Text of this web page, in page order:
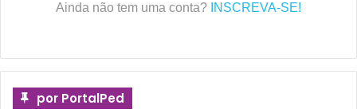
Ainda não tem uma conta? INSCREVA-SE!
por PortalPed